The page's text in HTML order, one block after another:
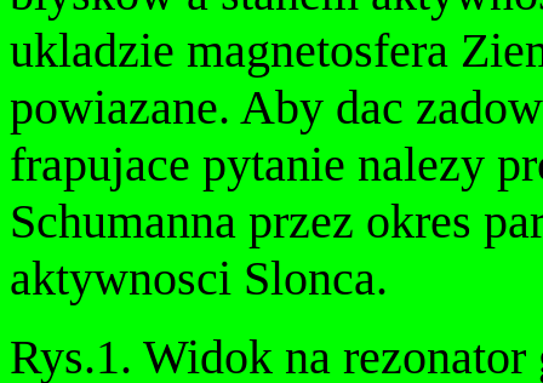
ukladzie magnetosfera
powiazane. Aby dac
frapujace pytanie nalezy
Schumanna przez okres
aktywnosci Slonca.
Rys.1. Widok na rezonator